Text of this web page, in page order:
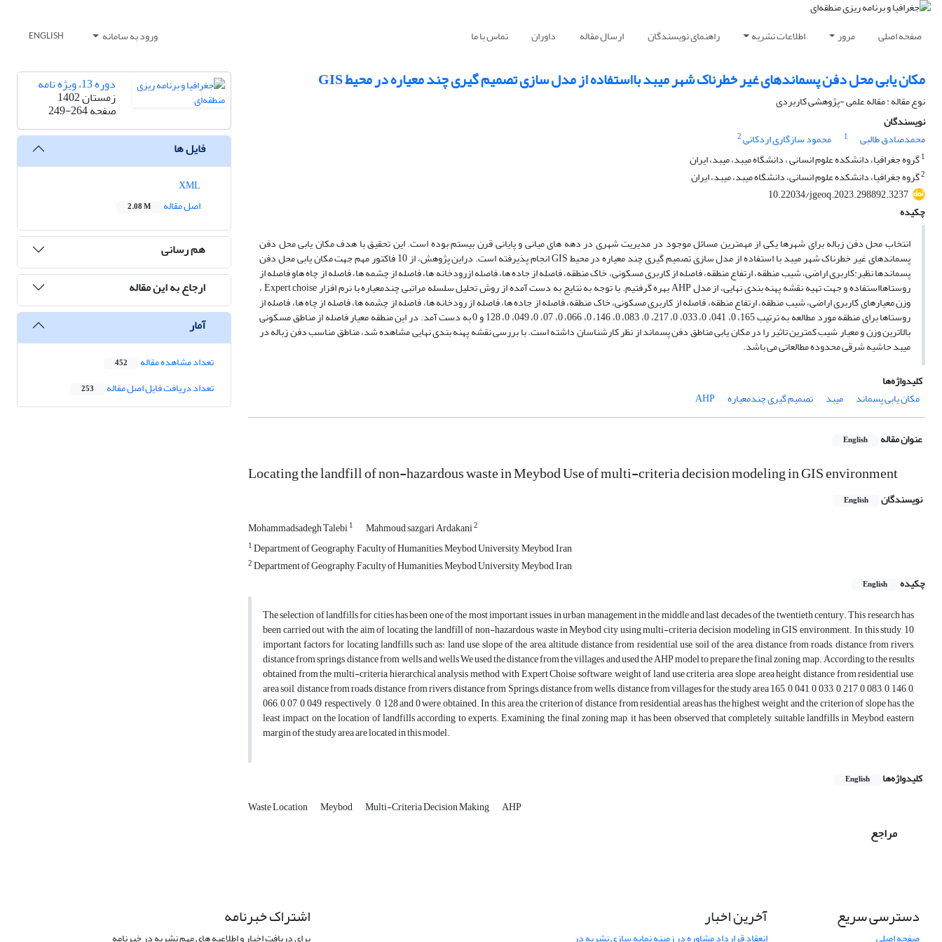
صفحه اصلی مرور اطلاعات نشریه راهنمای نویسندگان ارسال مقاله داوران تماس با ما ورود به سامانه ENGLISH
مکان یابی محل دفن پسماندهای غیر خطرناک شهر میبد بااستفاده از مدل سازی تصمیم گیری چند معیاره در محیط GIS
نوع مقاله : مقاله علمی -پژوهشی کاربردی
نویسندگان
محمدصادق طالبی
1 محمود سازگاری اردکانی2
1گروه جغرافیا، دانشکده علوم انسانی ، دانشگاه میبد، میبد، ایران
2گروه جغرافیا، دانشکده علوم انسانی، دانشگاه میبد، میبد، ایران
10.22034/jgeoq.2023.298892.3237
چکیده
انتخاب محل دفن زباله برای شهرها یکی از مهمترین مسائل موجود در مدیریت شهری در دهه های میانی و پایانی قرن بیستم بوده است. این تحقیق با هدف مکان یابی محل دفن
پسماندهای غیر خطرناک شهر میبد با استفاده از مدل سازی تصمیم گیری چند معیاره در محیط GIS انجام پذیرفته است. دراین پژوهش، از 10 فاکتور مهم جهت مکان یابی محل دفن
پسماندها نظیر:کاربری اراضی، شیب منطقه، ارتفاع منطقه، فاصله از کاربری مسکونی، خاک منطقه، فاصله از جاده ها، فاصله ازرودخانه ها، فاصله از چشمه ها، فاصله از چاه هاو فاصله از
روستاهااستفاده و جهت تهیه نقشه پهنه بندی نهایی، از مدل AHP بهره گرفتیم. با توجه به نتایج به دست آمده از روش تحلیل سلسله مراتبی چندمعیاره با نرم افزار Expert choise ،
وزن معیارهای کاربری اراضی، شیب منطقه، ارتفاع منطقه، فاصله از کاربری مسکونی، خاک منطقه، فاصله از جاده ها، فاصله از رودخانه ها، فاصله از چشمه ها، فاصله از چاه ها، فاصله از
روستاها برای منطقه مورد مطالعه به ترتیب 165، 0، 041، 0، 033، 0، 217، 0، 083، 0، 146، 0، 066، 0، 07، 0، 049، 0، 128 و 0 به دست آمد. در این منطقه معیار فاصله از مناطق مسکونی
بالاترین وزن و معیار شیب کمترین تاثیر را در مکان یابی مناطق دفن پسماند از نظر کارشناسان داشته است. با بررسی نقشه پهنه بندی نهایی مشاهده شد، مناطق مناسب دفن زباله در
میبد حاشیه شرقی محدوده مطالعاتی می باشد.
کلیدواژه‌ها
مکان یابی پسماند
میبد تصمیم گیری چندمعیاره AHP
عنوان مقاله English
Locating the landfill of non-hazardous waste in Meybod Use of multi-criteria decision modeling in GIS environment
نویسندگان English
Mohammadsadegh Talebi1 Mahmoud sazgari Ardakani2
1Department of Geography, Faculty of Humanities, Meybod University, Meybod, Iran
2Department of Geography, Faculty of Humanities, Meybod University, Meybod, Iran
چکیده
English
The selection of landfills for cities has been one of the most important issues in urban management in the middle and last decades of the twentieth century. This research has
been carried out with the aim of locating the landfill of non-hazardous waste in Meybod city using multi-criteria decision modeling in GIS environment. In this study, 10
important factors for locating landfills such as: land use, slope of the area, altitude, distance from residential use, soil of the area, distance from roads, distance from rivers,
distance from springs, distance from wells and wells We used the distance from the villages and used the AHP model to prepare the final zoning map. According to the results
obtained from the multi-criteria hierarchical analysis method with Expert Choise software, weight of land use criteria, area slope, area height, distance from residential use,
area soil, distance from roads, distance from rivers, distance from Springs, distance from wells, distance from villages for the study area 165, 0, 041, 0, 033, 0, 217, 0, 083, 0, 146, 0,
066, 0, 07, 0, 049, respectively , 0, 128 and 0 were obtained. In this area, the criterion of distance from residential areas has the highest weight and the criterion of slope has the
least impact on the location of landfills according to experts. Examining the final zoning map, it has been observed that completely suitable landfills in Meybod, eastern
margin of the study area are located in this model.
کلیدواژه‌ها English
Waste Location Meybod Multi-Criteria Decision Making AHP
مراجع
دوره 13، ویژه نامه
زمستان 1402
صفحه249-264
فایل ها
اصل مقاله
2.08 M
هم رسانی
ارجاع به این مقاله
آمار
تعداد مشاهده مقاله 452
تعداد دریافت فایل اصل مقاله 253
دسترسی سریع آخرین اخبار اشتراک خبرنامه